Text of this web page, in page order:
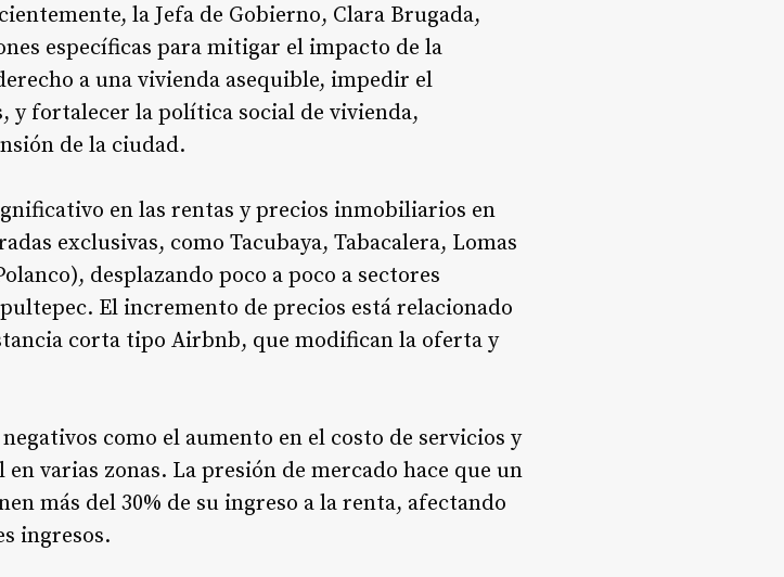
la Jefa de Gobierno, Clara Brugada,
específicas para mitigar el impacto de la
a una vivienda asequible, impedir el
y fortalecer la política social de vivienda,
de la ciudad.
en las rentas y precios inmobiliarios en
exclusivas, como Tacubaya, Tabacalera, Lomas
desplazando poco a poco a sectores
El incremento de precios está relacionado
corta tipo Airbnb, que modifican la oferta y
como el aumento en el costo de servicios y
varias zonas. La presión de mercado hace que un
más del 30% de su ingreso a la renta, afectando
ingresos.